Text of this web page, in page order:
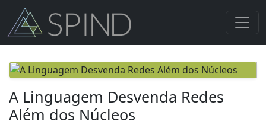
A Linguagem Desvenda Redes
Além dos Núcleos